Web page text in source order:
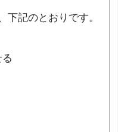
下記のとおりです。